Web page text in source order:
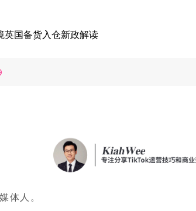
英国备货入仓新政解读
体人。